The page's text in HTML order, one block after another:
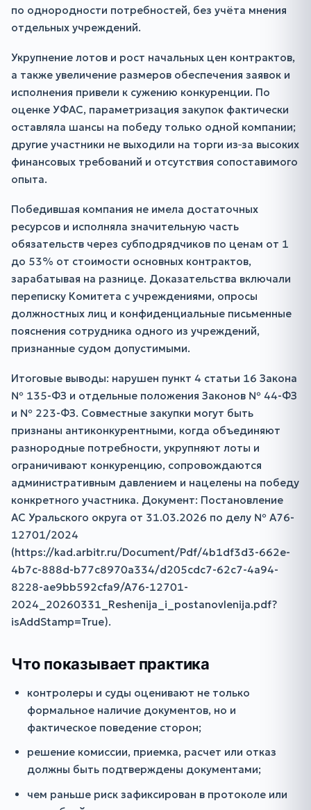
по однородности потребностей, без учёта мнения
отдельных учреждений.
Укрупнение лотов и рост начальных цен контрактов,
а также увеличение размеров обеспечения заявок и
исполнения привели к сужению конкуренции. По
оценке УФАС, параметризация закупок фактически
оставляла шансы на победу только одной компании;
другие участники не выходили на торги из‑за высоких
финансовых требований и отсутствия сопоставимого
опыта.
Победившая компания не имела достаточных
ресурсов и исполняла значительную часть
обязательств через субподрядчиков по ценам от 1
до 53% от стоимости основных контрактов,
зарабатывая на разнице. Доказательства включали
переписку Комитета с учреждениями, опросы
должностных лиц и конфиденциальные письменные
пояснения сотрудника одного из учреждений,
признанные судом допустимыми.
Итоговые выводы: нарушен пункт 4 статьи 16 Закона
№ 135-ФЗ и отдельные положения Законов № 44-ФЗ
и № 223-ФЗ. Совместные закупки могут быть
признаны антиконкурентными, когда объединяют
разнородные потребности, укрупняют лоты и
ограничивают конкуренцию, сопровождаются
административным давлением и нацелены на победу
конкретного участника. Документ: Постановление
АС Уральского округа от 31.03.2026 по делу № А76-
12701/2024
(https://kad.arbitr.ru/Document/Pdf/4b1df3d3-662e-
4b7c-888d-b77c8970a334/d205cdc7-62c7-4a94-
8228-ae9bb592cfa9/A76-12701-
2024_20260331_Reshenija_i_postanovlenija.pdf?
isAddStamp=True).
Что показывает практика
контролеры и суды оценивают не только
формальное наличие документов, но и
фактическое поведение сторон;
решение комиссии, приемка, расчет или отказ
должны быть подтверждены документами;
чем раньше риск зафиксирован в протоколе или